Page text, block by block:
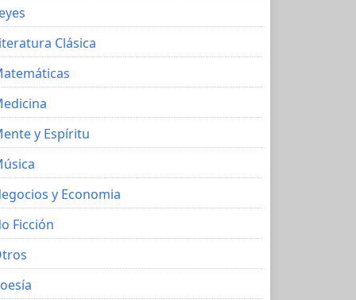
Clásica
y Espíritu
y Economia
Ficción